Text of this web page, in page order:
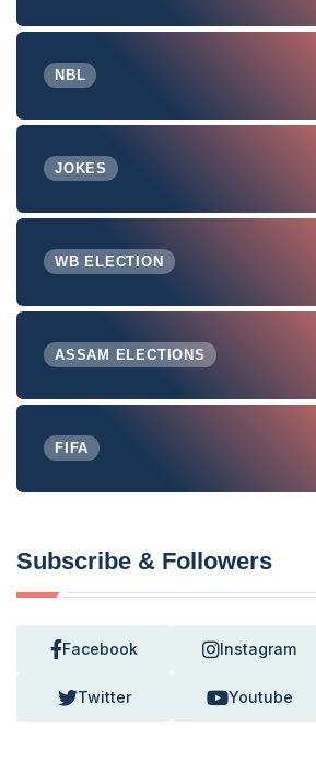
NBL
JOKES
WB ELECTION
ASSAM ELECTIONS
FIFA
Subscribe & Followers
Facebook Instagram
Twitter Youtube